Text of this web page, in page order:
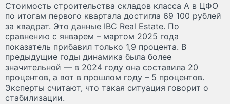
Стоимость строительства складов класса А в ЦФО
по итогам первого квартала достигла 69 100 рублей
за квадрат. Это данные IBC Real Estate. По
сравнению с январем – мартом 2025 года
показатель прибавил только 1,9 процента. В
предыдущие годы динамика была более
значительной — в 2024 году она составила 20
процентов, а вот в прошлом году – 5 процентов.
Эксперты считают, что такая ситуация говорит о
стабилизации.